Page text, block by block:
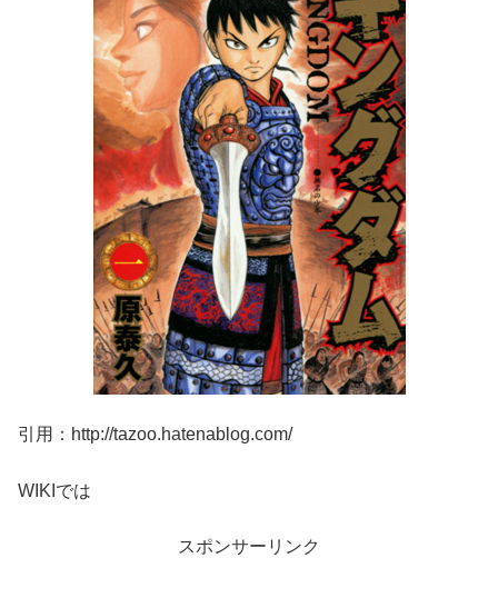
引用：http://tazoo.hatenablog.com/
WIKIでは
スポンサーリンク